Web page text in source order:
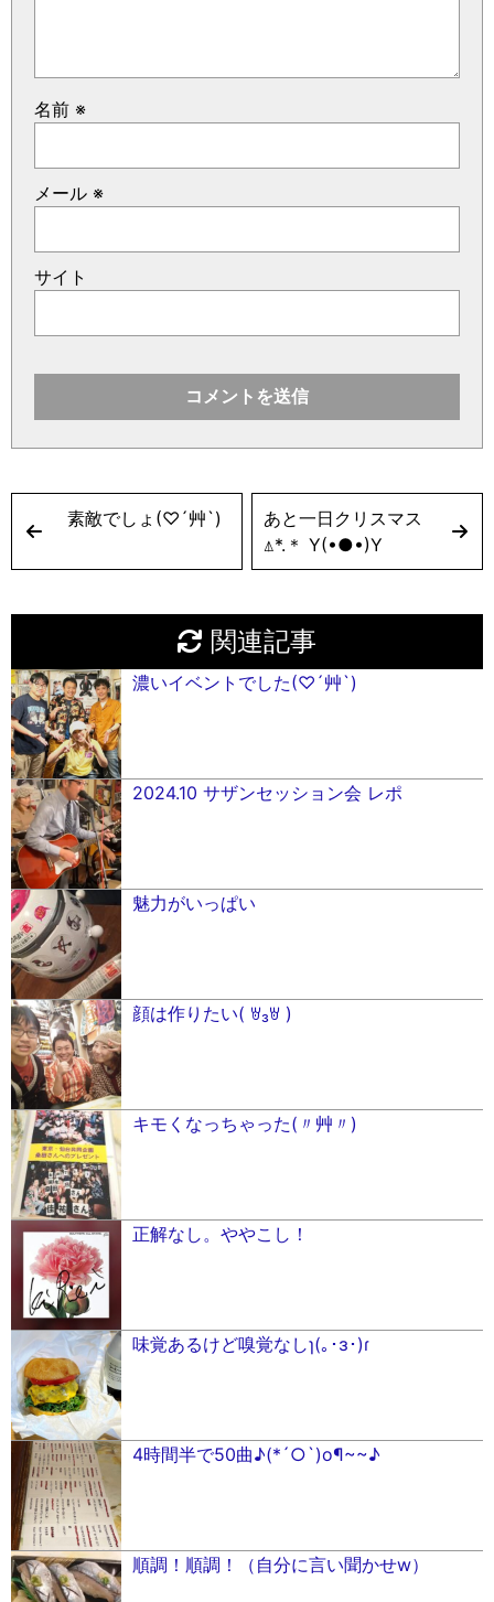
名前 ※
メール ※
サイト
素敵でしょ(♡´艸`)
あと一日クリスマス
⍋*.＊ Y(•●•)Y
関連記事
濃いイベントでした(♡´艸`)
2024.10 サザンセッション会 レポ
魅力がいっぱい
顔は作りたい( ꇐ₃ꇐ )
キモくなっちゃった(〃艸〃)
正解なし。ややこし！
味覚あるけど嗅覚なしɿ(｡･ɜ･)ɾ
4時間半で50曲♪(*´○`)o¶~~♪
順調！順調！（自分に言い聞かせw）